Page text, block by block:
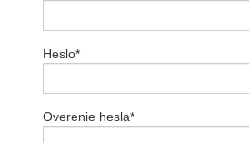
Heslo*
Overenie hesla*